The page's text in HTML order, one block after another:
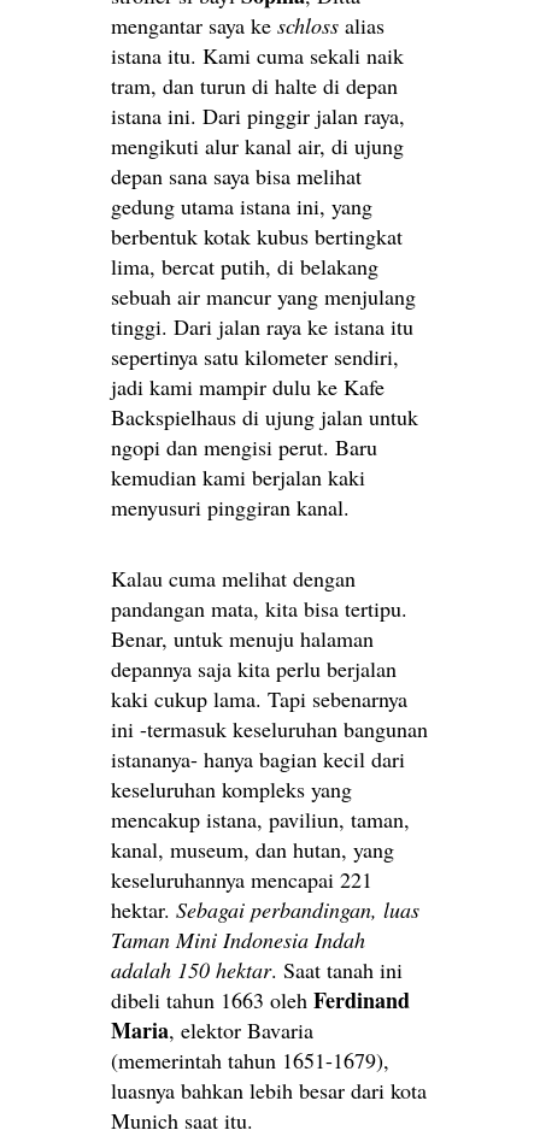
mengantar saya ke schloss alias
istana itu. Kami cuma sekali naik
tram, dan turun di halte di depan
istana ini. Dari pinggir jalan raya,
mengikuti alur kanal air, di ujung
depan sana saya bisa melihat
gedung utama istana ini, yang
berbentuk kotak kubus bertingkat
lima, bercat putih, di belakang
sebuah air mancur yang menjulang
tinggi. Dari jalan raya ke istana itu
sepertinya satu kilometer sendiri,
jadi kami mampir dulu ke Kafe
Backspielhaus di ujung jalan untuk
ngopi dan mengisi perut. Baru
kemudian kami berjalan kaki
menyusuri pinggiran kanal.
Kalau cuma melihat dengan
pandangan mata, kita bisa tertipu.
Benar, untuk menuju halaman
depannya saja kita perlu berjalan
kaki cukup lama. Tapi sebenarnya
ini -termasuk keseluruhan bangunan
istananya- hanya bagian kecil dari
keseluruhan kompleks yang
mencakup istana, paviliun, taman,
kanal, museum, dan hutan, yang
keseluruhannya mencapai 221
hektar. Sebagai perbandingan, luas
Taman Mini Indonesia Indah
adalah 150 hektar. Saat tanah ini
dibeli tahun 1663 oleh Ferdinand
Maria, elektor Bavaria
(memerintah tahun 1651-1679),
luasnya bahkan lebih besar dari kota
Munich saat itu.